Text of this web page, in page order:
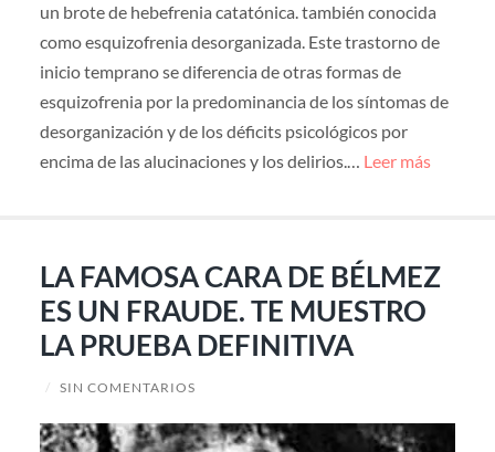
un brote de hebefrenia catatónica. también conocida
como esquizofrenia desorganizada. Este trastorno de
inicio temprano se diferencia de otras formas de
esquizofrenia por la predominancia de los síntomas de
desorganización y de los déficits psicológicos por
encima de las alucinaciones y los delirios.… Leer más
LA FAMOSA CARA DE BÉLMEZ
ES UN FRAUDE. TE MUESTRO
LA PRUEBA DEFINITIVA
/ SIN COMENTARIOS